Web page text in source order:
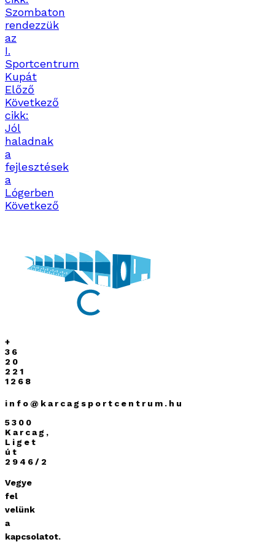
Szombaton
rendezzük
az
I.
Sportcentrum
Kupát
Előző
Következő
cikk:
Jól
haladnak
a
fejlesztések
a
Lógerben
Következő
+
36
20
221
1268
info@karcagsportcentrum.hu
5300
Karcag,
Liget
út
2946/2
Vegye
fel
velünk
a
kapcsolatot.